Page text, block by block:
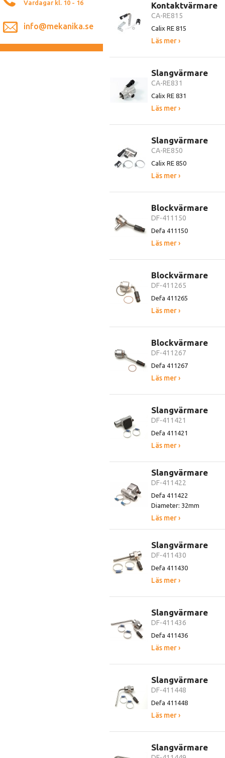
Vardagar kl. 10 - 16
info@mekanika.se
Kontaktvärmare
CA-RE815
Calix RE 815
Läs mer ›
Slangvärmare
CA-RE831
Calix RE 831
Läs mer ›
Slangvärmare
CA-RE850
Calix RE 850
Läs mer ›
Blockvärmare
DF-411150
Defa 411150
Läs mer ›
Blockvärmare
DF-411265
Defa 411265
Läs mer ›
Blockvärmare
DF-411267
Defa 411267
Läs mer ›
Slangvärmare
DF-411421
Defa 411421
Läs mer ›
Slangvärmare
DF-411422
Defa 411422
Diameter: 32mm
Läs mer ›
Slangvärmare
DF-411430
Defa 411430
Läs mer ›
Slangvärmare
DF-411436
Defa 411436
Läs mer ›
Slangvärmare
DF-411448
Defa 411448
Läs mer ›
Slangvärmare